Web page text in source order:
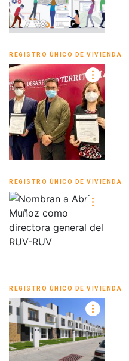
REGISTRO ÚNICO DE VIVIENDA
REGISTRO ÚNICO DE VIVIENDA
REGISTRO ÚNICO DE VIVIENDA